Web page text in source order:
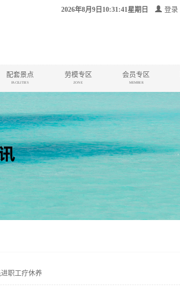
2026年8月9日10:31:42星期日 登录
配套景点
FACILITIES
劳模专区
ZONE
会员专区
MEMBER
职工疗休养